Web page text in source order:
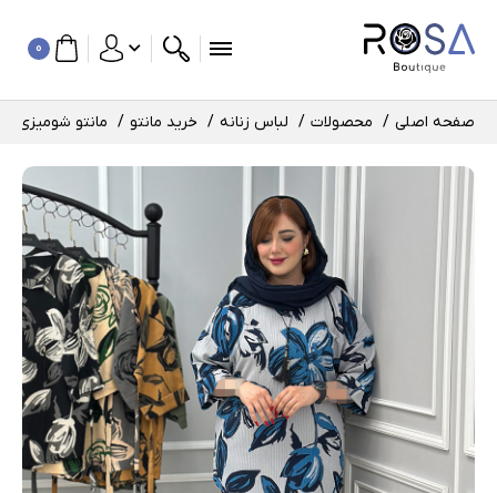
0
صفحه اصلی محصولات لباس زنانه خرید مانتو مانتو شومیزی